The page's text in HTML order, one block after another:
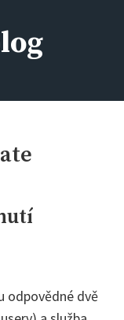
odpovědné dvě